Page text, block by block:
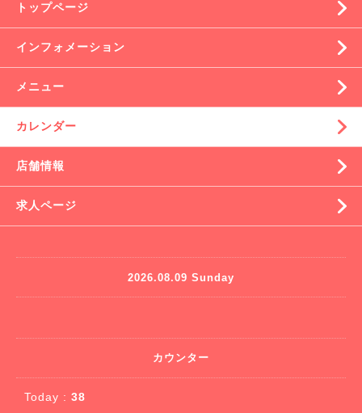
トップページ
インフォメーション
メニュー
カレンダー
店舗情報
求人ページ
2026.08.09 Sunday
カウンター
Today : 38